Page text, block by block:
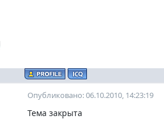
Опубликовано: 06.10.2010, 14:23:19
Тема закрыта